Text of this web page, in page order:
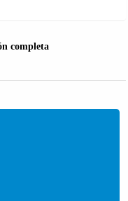
completa